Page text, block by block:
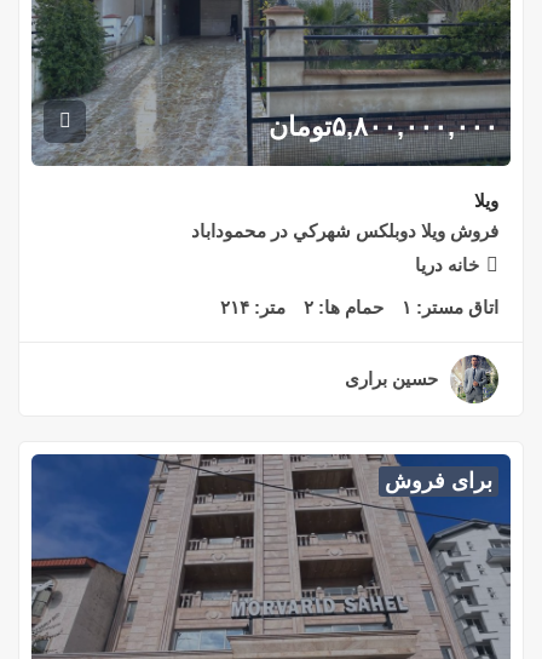
۵,۸۰۰,۰۰۰,۰۰۰تومان
ویلا
فروش ويلا دوبلكس شهركي در محموداباد
خانه دريا
اتاق مستر: ۱ حمام ها: ۲ متر: ۲۱۴
حسین براری
برای فروش